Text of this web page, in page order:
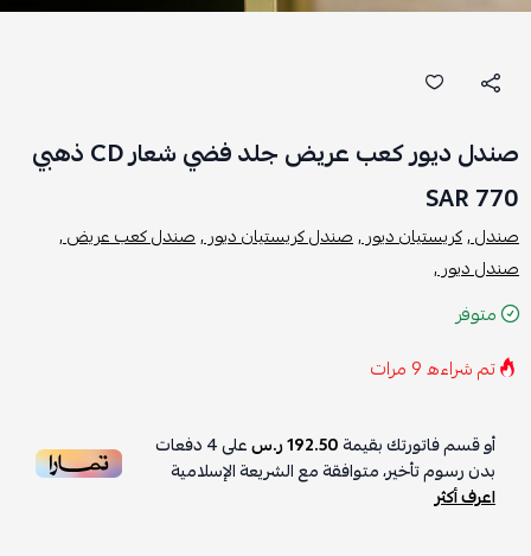
صندل ديور كعب عريض جلد فضي شعار CD ذهبي
770 SAR
صندل ,كريستيان ديور ,صندل كريستيان ديور ,صندل كعب عريض ,
صندل ديور ,
متوفر
تم شراءه9مرات
أو قسم فاتورتك بقيمة192.50 ر.س على4دفعات
بدون رسوم تأخير، متوافقة مع الشريعة الإسلامية
اعرف أكثر